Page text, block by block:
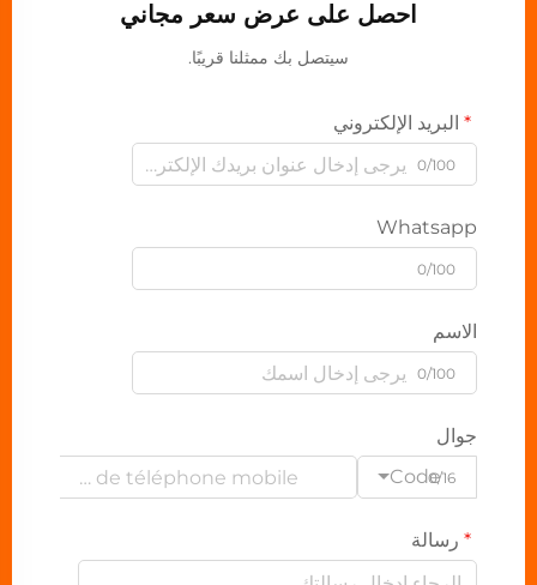
احصل على عرض سعر مجاني
سيتصل بك ممثلنا قريبًا.
البريد الإلكتروني
0/100
Whatsapp
0/100
الاسم
0/100
جوال
Code0/16
رسالة